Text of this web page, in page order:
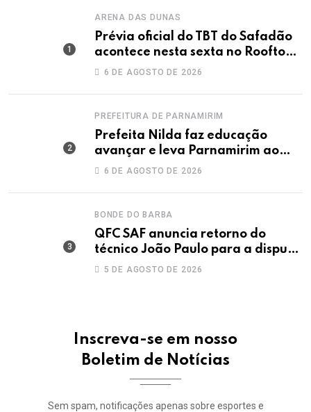
ARENA DAS DUNAS
Prévia oficial do TBT do Safadão
acontece nesta sexta no Rooftop
Dunas
6 DE AGOSTO DE 2026
PREFEITURA DE PARNAMIRIM
Prefeita Nilda faz educação
avançar e leva Parnamirim ao
maior IDEB da história dos anos
6 DE AGOSTO DE 2026
BONDE DO BARBA
QFC SAF anuncia retorno do
técnico João Paulo para a disputa
da elite do Campeonato Potiguar
5 DE AGOSTO DE 2026
Inscreva-se em nosso
Boletim de Notícias
Sem spam, notificações apenas sobre esportes e